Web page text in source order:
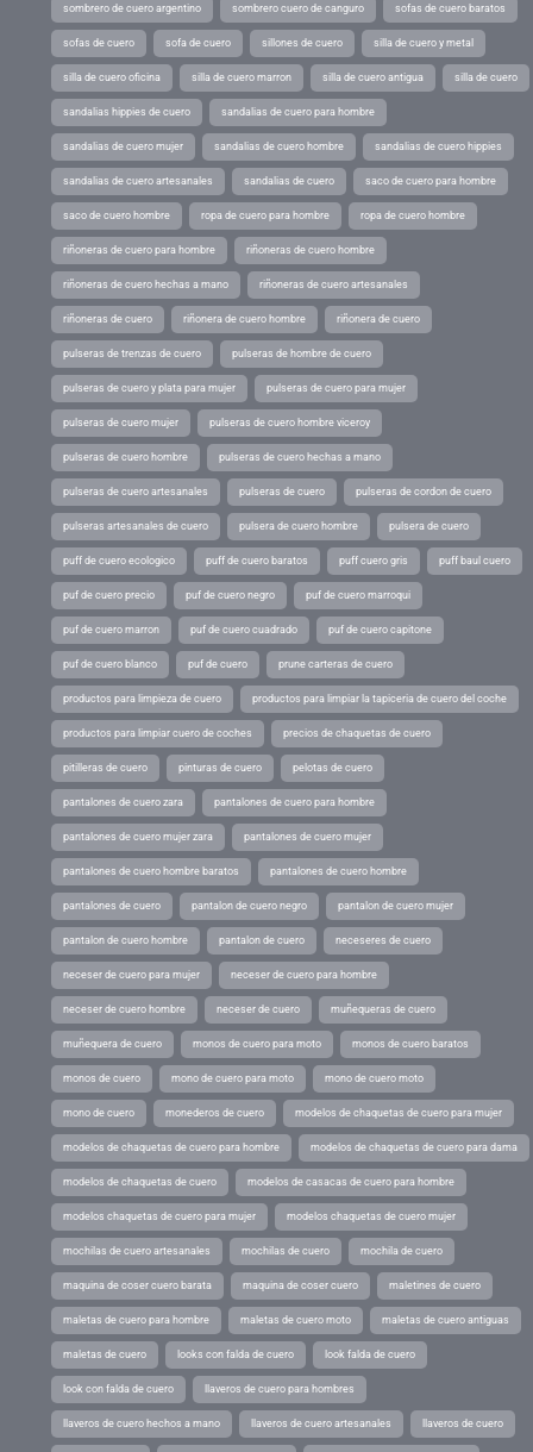
sombrero de cuero argentino sombrero cuero de canguro sofas de cuero baratos
sofas de cuero sofa de cuero sillones de cuero silla de cuero y metal
silla de cuero oficina silla de cuero marron silla de cuero antigua silla de cuero
sandalias hippies de cuero sandalias de cuero para hombre
sandalias de cuero mujer sandalias de cuero hombre sandalias de cuero hippies
sandalias de cuero artesanales sandalias de cuero saco de cuero para hombre
saco de cuero hombre ropa de cuero para hombre ropa de cuero hombre
riñoneras de cuero para hombre riñoneras de cuero hombre
riñoneras de cuero hechas a mano riñoneras de cuero artesanales
riñoneras de cuero riñonera de cuero hombre riñonera de cuero
pulseras de trenzas de cuero pulseras de hombre de cuero
pulseras de cuero y plata para mujer pulseras de cuero para mujer
pulseras de cuero mujer pulseras de cuero hombre viceroy
pulseras de cuero hombre pulseras de cuero hechas a mano
pulseras de cuero artesanales pulseras de cuero pulseras de cordon de cuero
pulseras artesanales de cuero pulsera de cuero hombre pulsera de cuero
puff de cuero ecologico puff de cuero baratos puff cuero gris puff baul cuero
puf de cuero precio puf de cuero negro puf de cuero marroqui
puf de cuero marron puf de cuero cuadrado puf de cuero capitone
puf de cuero blanco puf de cuero prune carteras de cuero
productos para limpieza de cuero productos para limpiar la tapiceria de cuero del coche
productos para limpiar cuero de coches precios de chaquetas de cuero
pitilleras de cuero pinturas de cuero pelotas de cuero
pantalones de cuero zara pantalones de cuero para hombre
pantalones de cuero mujer zara pantalones de cuero mujer
pantalones de cuero hombre baratos pantalones de cuero hombre
pantalones de cuero pantalon de cuero negro pantalon de cuero mujer
pantalon de cuero hombre pantalon de cuero neceseres de cuero
neceser de cuero para mujer neceser de cuero para hombre
neceser de cuero hombre neceser de cuero muñequeras de cuero
muñequera de cuero monos de cuero para moto monos de cuero baratos
monos de cuero mono de cuero para moto mono de cuero moto
mono de cuero monederos de cuero modelos de chaquetas de cuero para mujer
modelos de chaquetas de cuero para hombre modelos de chaquetas de cuero para dama
modelos de chaquetas de cuero modelos de casacas de cuero para hombre
modelos chaquetas de cuero para mujer modelos chaquetas de cuero mujer
mochilas de cuero artesanales mochilas de cuero mochila de cuero
maquina de coser cuero barata maquina de coser cuero maletines de cuero
maletas de cuero para hombre maletas de cuero moto maletas de cuero antiguas
maletas de cuero looks con falda de cuero look falda de cuero
look con falda de cuero llaveros de cuero para hombres
llaveros de cuero hechos a mano llaveros de cuero artesanales llaveros de cuero